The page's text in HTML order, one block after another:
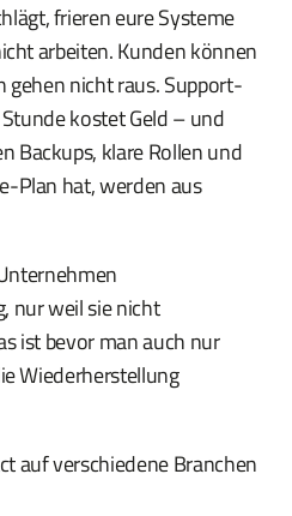
frieren eure Systeme
arbeiten. Kunden können
gehen nicht raus. Support-
kostet Geld – und
Backups, klare Rollen und
Plan hat, werden aus
nur weil sie nicht
ist bevor man auch nur
Wiederherstellung
auf verschiedene Branchen